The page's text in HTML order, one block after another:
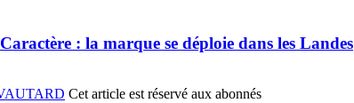
: la marque se déploie dans les Landes
Cet article est réservé aux abonnés